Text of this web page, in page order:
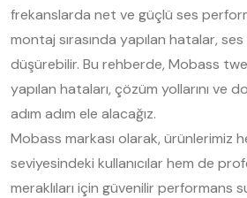
frekanslarda net ve güçlü ses
montaj sırasında yapılan hatalar,
düşürebilir. Bu rehberde, Mobass
yapılan hataları, çözüm yollarını ve
adım adım ele alacağız.
Mobass markası olarak, ürünlerimiz
seviyesindeki kullanıcılar hem de
meraklıları için güvenilir performans